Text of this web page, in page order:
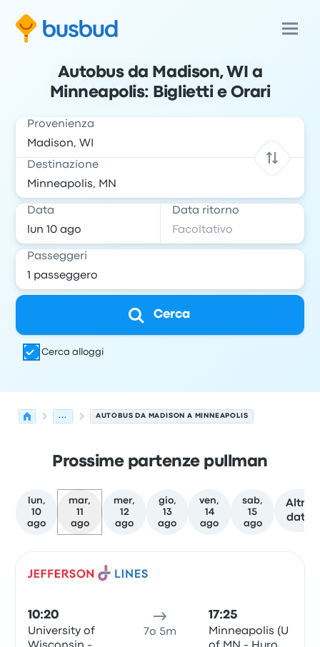
Autobus da Madison, WI a
Minneapolis: Biglietti e Orari
Provenienza
Destinazione
Data Data ritorno
Passeggeri
Cerca
Cerca alloggi
... AUTOBUS DA MADISON A MINNEAPOLIS
Prossime partenze pullman
lun,
10
ago
mar,
11
ago
mer,
12
ago
gio,
13
ago
ven,
14
ago
sab,
15
ago
Altre
date
10:20
University of
7o 5m
17:25
Minneapolis (U